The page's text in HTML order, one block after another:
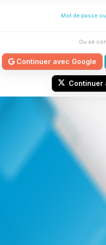
Mot de passe
Ou se
Continuer avec Google
Continuer